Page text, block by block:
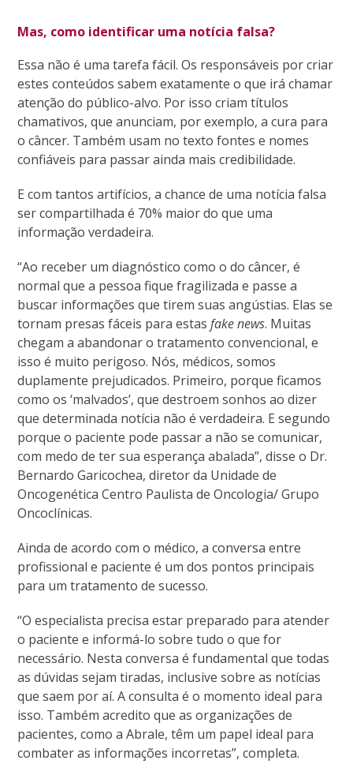
Mas, como identificar uma notícia falsa?
Essa não é uma tarefa fácil. Os responsáveis por criar
estes conteúdos sabem exatamente o que irá chamar
atenção do público-alvo. Por isso criam títulos
chamativos, que anunciam, por exemplo, a cura para
o câncer. Também usam no texto fontes e nomes
confiáveis para passar ainda mais credibilidade.
E com tantos artifícios, a chance de uma notícia falsa
ser compartilhada é 70% maior do que uma
informação verdadeira.
“Ao receber um diagnóstico como o do câncer, é
normal que a pessoa fique fragilizada e passe a
buscar informações que tirem suas angústias. Elas se
tornam presas fáceis para estasfake news. Muitas
chegam a abandonar o tratamento convencional, e
isso é muito perigoso. Nós, médicos, somos
duplamente prejudicados. Primeiro, porque ficamos
como os ‘malvados’, que destroem sonhos ao dizer
que determinada notícia não é verdadeira. E segundo
porque o paciente pode passar a não se comunicar,
com medo de ter sua esperança abalada”, disse o Dr.
Bernardo Garicochea, diretor da Unidade de
Oncogenética Centro Paulista de Oncologia/ Grupo
Oncoclínicas.
Ainda de acordo com o médico, a conversa entre
profissional e paciente é um dos pontos principais
para um tratamento de sucesso.
“O especialista precisa estar preparado para atender
o paciente e informá-lo sobre tudo o que for
necessário. Nesta conversa é fundamental que todas
as dúvidas sejam tiradas, inclusive sobre as notícias
que saem por aí. A consulta é o momento ideal para
isso. Também acredito que as organizações de
pacientes, como a Abrale, têm um papel ideal para
combater as informações incorretas”, completa.